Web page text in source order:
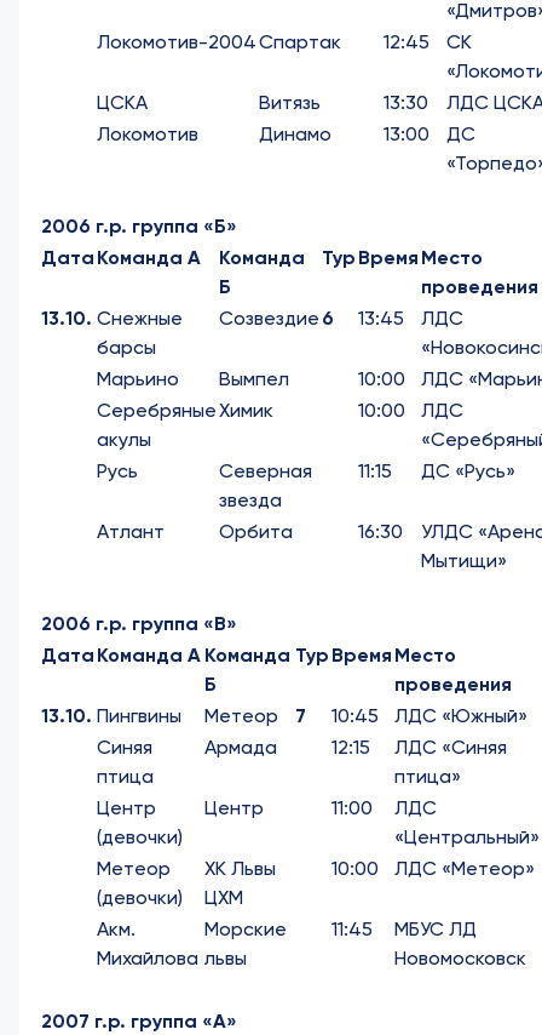
Локомотив-2004Спартак 12:45
СК
ЦСКА
Витязь 13:30
ЛДС
Локомотив
Динамо 13:00
ДС
2006 г.р. группа «Б»
Дата Команда А
Команда
Б
Тур Время Место
проведения
13.10. Снежные
барсы
Созвездие 6 13:45
ЛДС
Марьино
Вымпел 10:00
ЛДС
Серебряные
акулы
Химик 10:00
ЛДС
Русь
Северная
звезда
11:15 ДС «Русь»
Атлант Орбита 16:30
УЛДС
Мытищи»
2006 г.р. группа «В»
Дата Команда А Команда
Б
Тур Время Место
проведения
13.10. Пингвины Метеор 7 10:45
ЛДС «Южный»
Синяя
птица
Армада 12:15
ЛДС «Синяя
птица»
Центр
(девочки)
Центр 11:00
ЛДС
«Центральный»
Метеор
(девочки)
ХК Львы
ЦХМ
10:00 ЛДС «Метеор»
Акм.
Михайлова
Морские
львы
11:45
МБУС ЛД
Новомосковск
2007 г.р. группа «А»